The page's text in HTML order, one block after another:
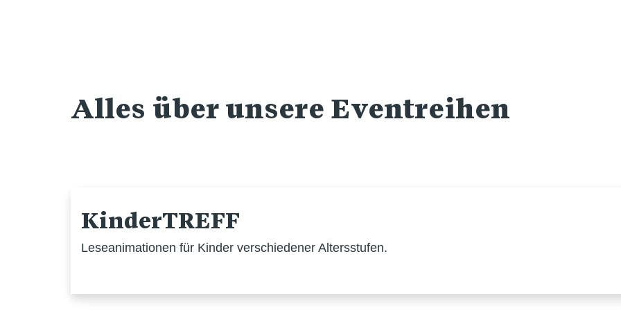
Alles über unsere Eventreihen
KinderTREFF
Leseanimationen für Kinder verschiedener Altersstufen.